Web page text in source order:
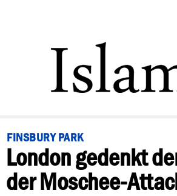
POLITIK
PANORAMA
RECHT
FEUILLETON
FINSBURY PARK
London gedenkt
der Moschee-